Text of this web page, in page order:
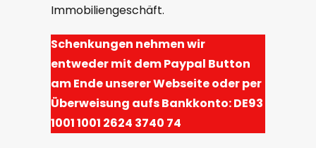
Immobiliengeschäft.
Schenkungen nehmen wir
entweder mit dem Paypal Button
am Ende unserer Webseite oder per
Überweisung aufs Bankkonto: DE93
1001 1001 2624 3740 74